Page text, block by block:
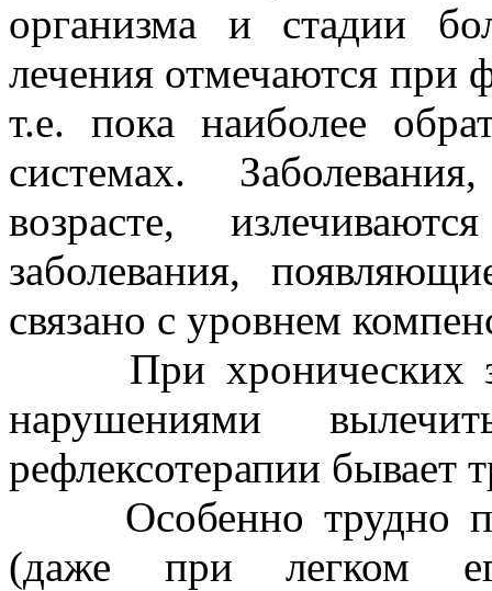
организма и стадии
лечения отмечаются при
т.е. пока наиболее
системах.
возрасте,
заболевания,
связано с уровнем
При хронических
нарушениями
рефлексотерапии бывает
Особенно трудно
(даже при легком